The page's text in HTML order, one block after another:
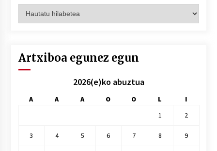
hilez
Artxiboa egunez egun
2026(e)ko abuztua
A A A O O L
I
1
2
3 4 5 6 7 8 9